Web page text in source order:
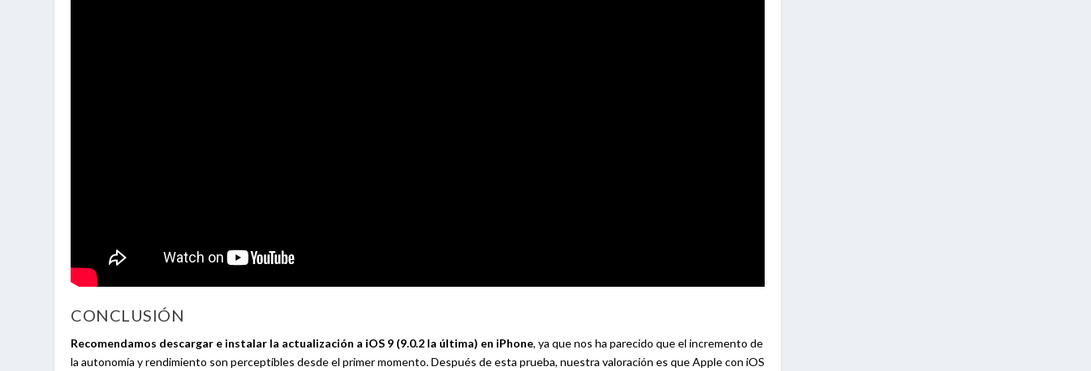
CONCLUSIÓN
Recomendamos descargar e instalar la actualización a iOS 9 (9.0.2 la última) en iPhone, ya que nos ha parecido que el incremento de
la autonomía y rendimiento son perceptibles desde el primer momento. Después de esta prueba, nuestra valoración es que Apple con iOS